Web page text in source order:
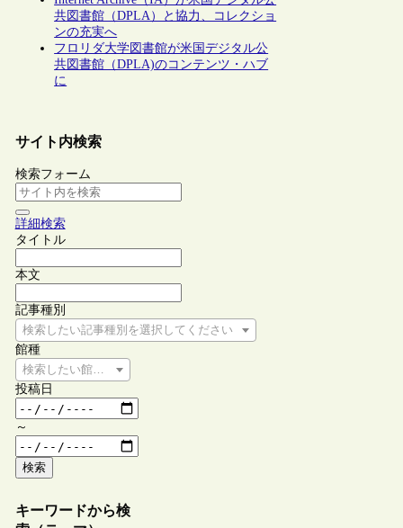
共図書館（DPLA）と協力、コレクショ
ンの充実へ
フロリダ大学図書館が米国デジタル公
共図書館（DPLA)のコンテンツ・ハブ
に
サイト内検索
検索フォーム
詳細検索
タイトル
本文
記事種別
検索したい記事種別を選択してください
館種
検索したい館種を選択してください
投稿日
～
検索
キーワードから検